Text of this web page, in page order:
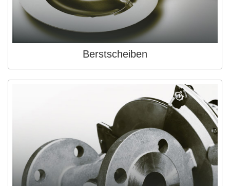
Berstscheiben